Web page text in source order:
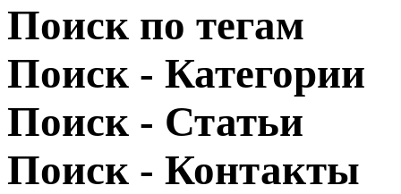
Поиск по тегам
Поиск - Категории
Поиск - Статьи
Поиск - Контакты